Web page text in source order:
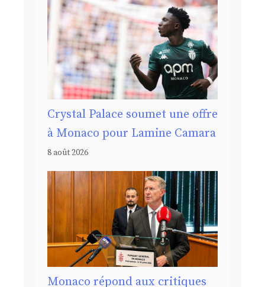
Crystal Palace soumet une offre
à Monaco pour Lamine Camara
8 août 2026
Monaco répond aux critiques